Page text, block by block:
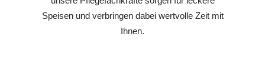
Speisen und verbringen dabei wertvolle Zeit mit
Ihnen.